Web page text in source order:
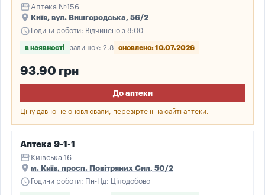
storefront Аптека №156
place Київ, вул. Вишгородська, 56/2
schedule Години роботи: Відчинено з 8:00
в наявності залишок: 2.8 оновлено: 10.07.2026
93.90 грн
До аптеки
Ціну давно не оновлювали, перевірте її на сайті аптеки.
Аптека 9-1-1
storefront Київська 16
place м. Київ, просп. Повітряних Сил, 50/2
schedule Години роботи: Пн-Нд: Цілодобово